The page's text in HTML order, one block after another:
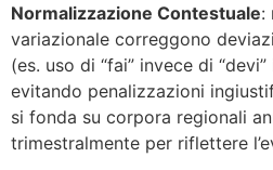
Normalizzazione Contestuale:
variazionale correggono
(es. uso di “fai” invece di
evitando penalizzazioni
si fonda su corpora regionali
trimestralmente per riflettere